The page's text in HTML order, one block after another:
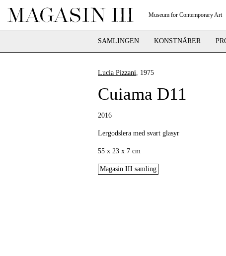
Museum for Contemporary Art
SAMLINGEN KONSTNÄRER
Lucia Pizzani, 1975
Cuiama D11
2016
Lergodslera med svart glasyr
55 x 23 x 7 cm
Magasin III samling